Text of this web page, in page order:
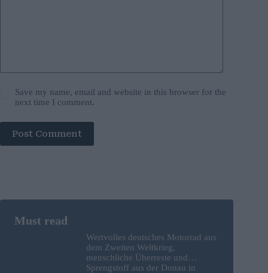
Save my name, email and website in this browser for the
next time I comment.
Post Comment
Wertvolles deutsches Motorrad aus
dem Zweiten Weltkrieg,
menschliche Überreste und
Sprengstoff aus der Donau in